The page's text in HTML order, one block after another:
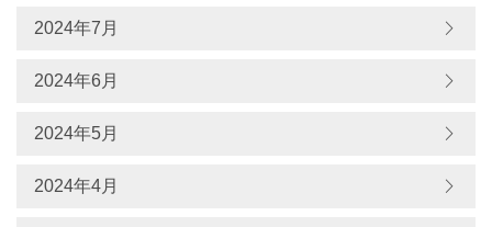
2024年7月
2024年6月
2024年5月
2024年4月